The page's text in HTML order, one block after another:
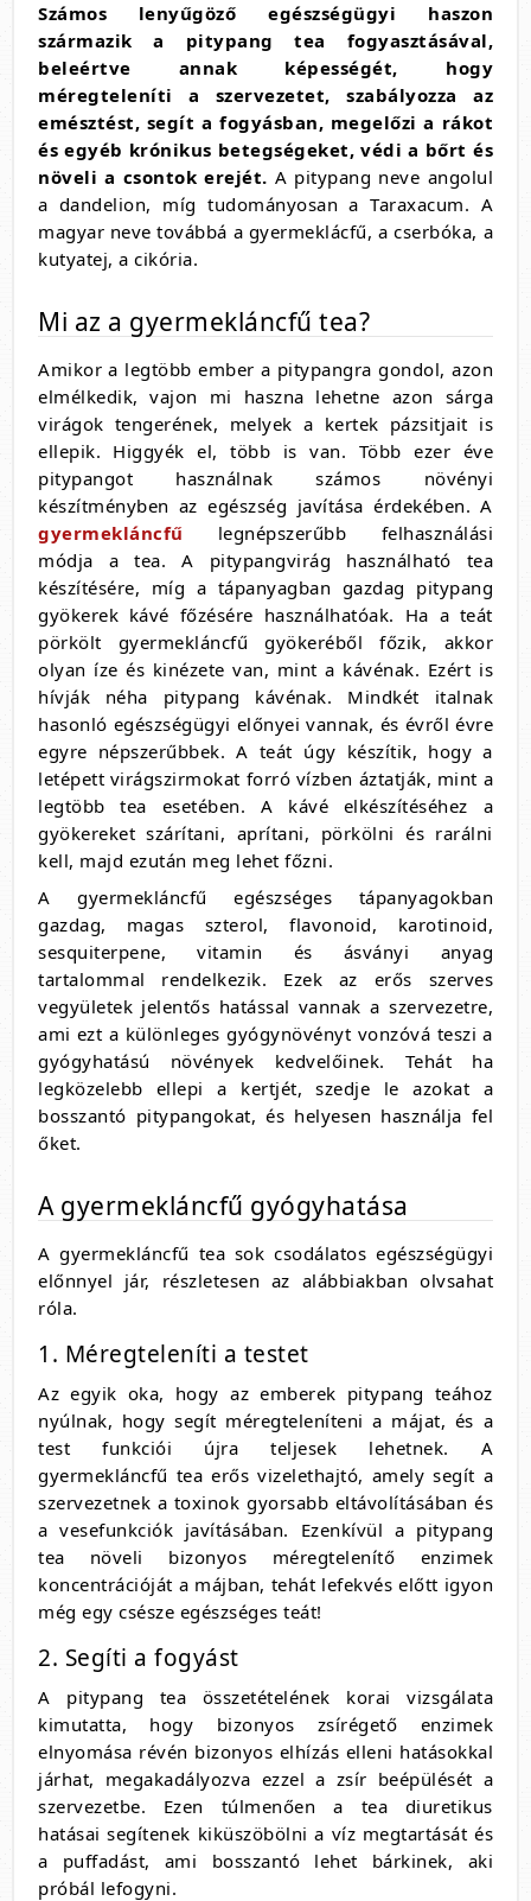
Számos lenyűgöző egészségügyi haszon
származik a pitypang tea fogyasztásával,
beleértve annak képességét, hogy
méregteleníti a szervezetet, szabályozza az
emésztést, segít a fogyásban, megelőzi a rákot
és egyéb krónikus betegségeket, védi a bőrt és
növeli a csontok erejét. A pitypang neve angolul
a dandelion, míg tudományosan a Taraxacum. A
magyar neve továbbá a gyermeklácfű, a cserbóka, a
kutyatej, a cikória.
Mi az a gyermekláncfű tea?
Amikor a legtöbb ember a pitypangra gondol, azon
elmélkedik, vajon mi haszna lehetne azon sárga
virágok tengerének, melyek a kertek pázsitjait is
ellepik. Higgyék el, több is van. Több ezer éve
pitypangot használnak számos növényi
készítményben az egészség javítása érdekében. A
gyermekláncfű legnépszerűbb felhasználási
módja a tea. A pitypangvirág használható tea
készítésére, míg a tápanyagban gazdag pitypang
gyökerek kávé főzésére használhatóak. Ha a teát
pörkölt gyermekláncfű gyökeréből főzik, akkor
olyan íze és kinézete van, mint a kávénak. Ezért is
hívják néha pitypang kávénak. Mindkét italnak
hasonló egészségügyi előnyei vannak, és évről évre
egyre népszerűbbek. A teát úgy készítik, hogy a
letépett virágszirmokat forró vízben áztatják, mint a
legtöbb tea esetében. A kávé elkészítéséhez a
gyökereket szárítani, aprítani, pörkölni és rarálni
kell, majd ezután meg lehet főzni.
A gyermekláncfű egészséges tápanyagokban
gazdag, magas szterol, flavonoid, karotinoid,
sesquiterpene, vitamin és ásványi anyag
tartalommal rendelkezik. Ezek az erős szerves
vegyületek jelentős hatással vannak a szervezetre,
ami ezt a különleges gyógynövényt vonzóvá teszi a
gyógyhatású növények kedvelőinek. Tehát ha
legközelebb ellepi a kertjét, szedje le azokat a
bosszantó pitypangokat, és helyesen használja fel
őket.
A gyermekláncfű gyógyhatása
A gyermekláncfű tea sok csodálatos egészségügyi
előnnyel jár, részletesen az alábbiakban olvsahat
róla.
1. Méregteleníti a testet
Az egyik oka, hogy az emberek pitypang teához
nyúlnak, hogy segít méregteleníteni a májat, és a
test funkciói újra teljesek lehetnek. A
gyermekláncfű tea erős vizelethajtó, amely segít a
szervezetnek a toxinok gyorsabb eltávolításában és
a vesefunkciók javításában. Ezenkívül a pitypang
tea növeli bizonyos méregtelenítő enzimek
koncentrációját a májban, tehát lefekvés előtt igyon
még egy csésze egészséges teát!
2. Segíti a fogyást
A pitypang tea összetételének korai vizsgálata
kimutatta, hogy bizonyos zsírégető enzimek
elnyomása révén bizonyos elhízás elleni hatásokkal
járhat, megakadályozva ezzel a zsír beépülését a
szervezetbe. Ezen túlmenően a tea diuretikus
hatásai segítenek kiküszöbölni a víz megtartását és
a puffadást, ami bosszantó lehet bárkinek, aki
próbál lefogyni.